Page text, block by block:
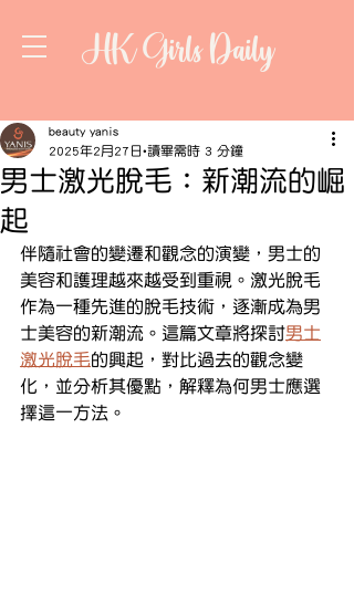
HK Girls Daily
男士激光脫毛：新潮流的崛
起
beauty yanis
2025年2月27日 讀畢需時 3 分鐘
伴隨社會的變遷和觀念的演變，男士的
美容和護理越來越受到重視。激光脫毛
作為一種先進的脫毛技術，逐漸成為男
士美容的新潮流。這篇文章將探討男士
激光脫毛的興起，對比過去的觀念變
化，並分析其優點，解釋為何男士應選
擇這一方法。